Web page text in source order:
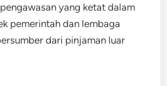
yang ketat dalam
pemerintah dan lembaga
dari pinjaman luar